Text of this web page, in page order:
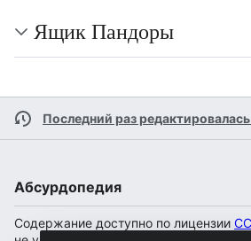
Ящик Пандоры
Последний раз
Абсурдопедия
Содержание доступно по лицензии